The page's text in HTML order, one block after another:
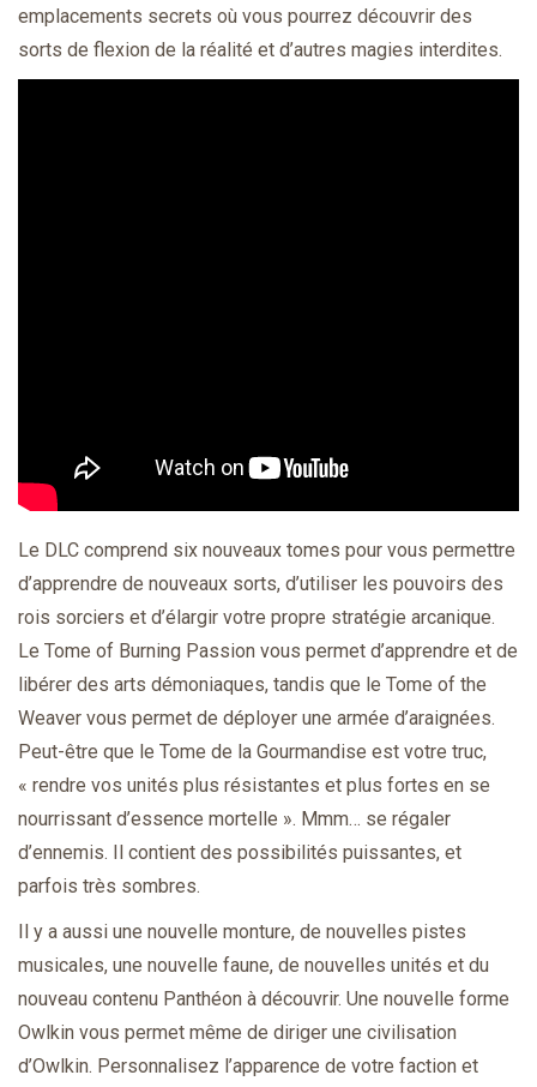
emplacements secrets où vous pourrez découvrir des
sorts de flexion de la réalité et d’autres magies interdites.
Le DLC comprend six nouveaux tomes pour vous permettre
d’apprendre de nouveaux sorts, d’utiliser les pouvoirs des
rois sorciers et d’élargir votre propre stratégie arcanique.
Le Tome of Burning Passion vous permet d’apprendre et de
libérer des arts démoniaques, tandis que le Tome of the
Weaver vous permet de déployer une armée d’araignées.
Peut-être que le Tome de la Gourmandise est votre truc,
« rendre vos unités plus résistantes et plus fortes en se
nourrissant d’essence mortelle ». Mmm… se régaler
d’ennemis. Il contient des possibilités puissantes, et
parfois très sombres.
Il y a aussi une nouvelle monture, de nouvelles pistes
musicales, une nouvelle faune, de nouvelles unités et du
nouveau contenu Panthéon à découvrir. Une nouvelle forme
Owlkin vous permet même de diriger une civilisation
d’Owlkin. Personnalisez l’apparence de votre faction et